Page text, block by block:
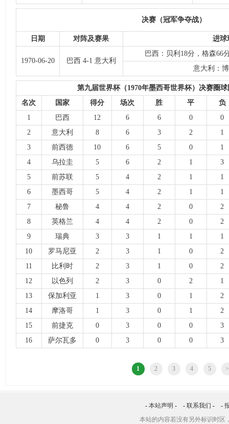
决赛（冠军争夺战）
日期 对阵及赛果 进球
1970-06-20 巴西 4-1 意大利
巴西：贝利18分，格森66
意大利：
第九届世界杯（1970年墨西哥世界杯）决赛圈
名次
国家 得分 场次 胜 平
负
1
巴西 12 6 6 0
0
2
意大利 8 6 3 2
1
3
前西德 10 6 5 0
1
4
乌拉圭 5 6 2 1
3
5
前苏联 5 4 2 1
1
6
墨西哥 5 4 2 1
1
7
秘鲁 4 4 2 0
2
8
英格兰 4 4 2 0
2
9
瑞典 3 3 1 1
1
10
罗马尼亚 2 3 1 0
2
11
比利时 2 3 1 0
2
12
以色列 2 3 0 2
1
13
保加利亚 1 3 0 1
2
14
摩洛哥 1 3 0 1
2
15
前捷克 0 3 0 0
3
16
萨尔瓦多 0 3 0 0 3
1 2 3 4 5 >
- 本站声明 - - 联系我们 - -
本站的内容若没有另外标识时区